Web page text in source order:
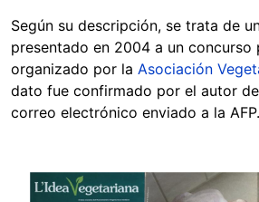
Según su descripción, se trata de
presentado en 2004 a un concurso
organizado por la Asociación
dato fue confirmado por el autor
correo electrónico enviado a la AFP.
Image